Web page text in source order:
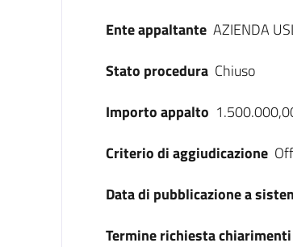
Ente appaltante AZIENDA
Stato procedura Chiuso
Importo appalto
Criterio di aggiudicazione
Data di pubblicazione a
Termine richiesta chiarimenti